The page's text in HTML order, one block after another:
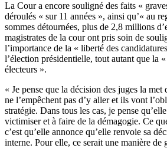
La Cour a encore souligné des faits «
déroulés « sur 11 années », ainsi qu’« au
sommes détournées, plus de 2,8 millions
magistrates de la cour ont pris soin de
l’importance de la « liberté des
l’élection présidentielle, tout autant que la
électeurs ».
« Je pense que la décision des juges la met
ne l’empêchent pas d’y aller et ils vont
stratégie. Dans tous les cas, je pense
victimiser et à faire de la démagogie. Ce
c’est qu’elle annonce qu’elle renvoie sa
interne. Pour elle, ce serait une manière de